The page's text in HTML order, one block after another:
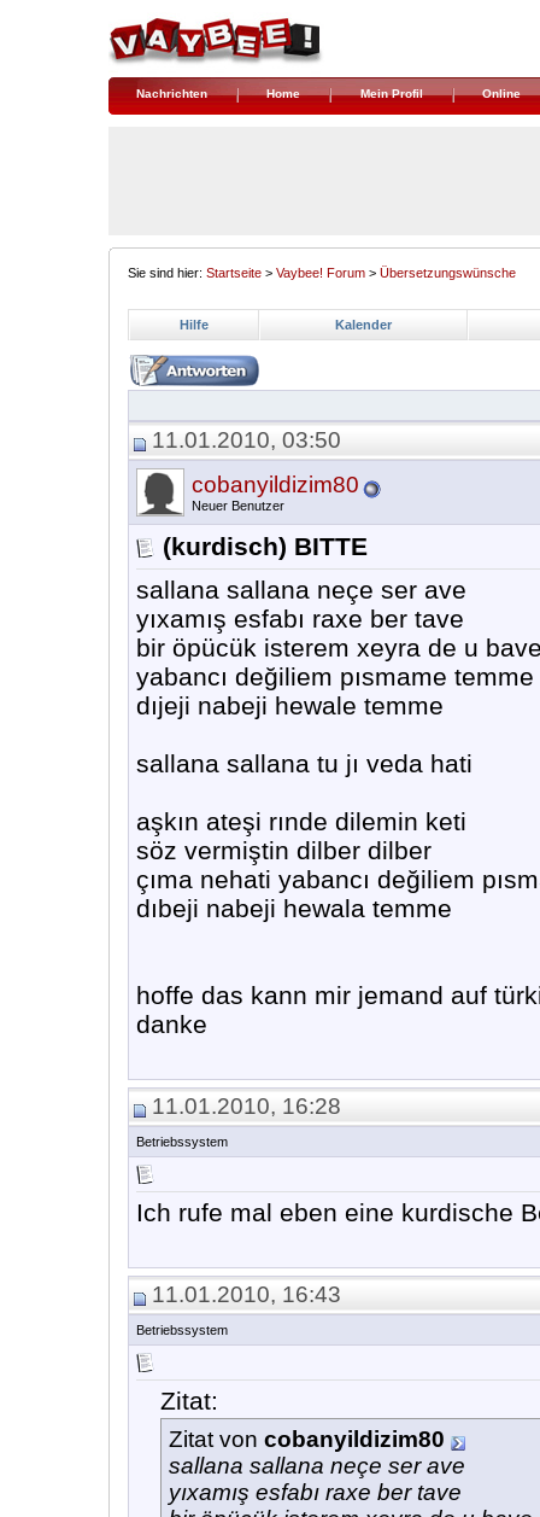
Nachrichten Home Mein Profil Online
Sie sind hier: Startseite > Vaybee! Forum > Übersetzungswünsche
Hilfe Kalender
11.01.2010, 03:50
cobanyildizim80
Neuer Benutzer
(kurdisch) BITTE
sallana sallana neçe ser ave
yıxamış esfabı raxe ber tave
bir öpücük isterem xeyra de u
yabancı değiliem pısmame temme
dıjeji nabeji hewale temme
sallana sallana tu jı veda hati
aşkın ateşi rınde dilemin keti
söz vermiştin dilber dilber
çıma nehati yabancı değiliem
dıbeji nabeji hewala temme
hoffe das kann mir jemand auf
danke
11.01.2010, 16:28
Betriebssystem
Ich rufe mal eben eine kurdische
11.01.2010, 16:43
Betriebssystem
Zitat:
Zitat von cobanyildizim80
sallana sallana neçe ser ave
yıxamış esfabı raxe ber tave